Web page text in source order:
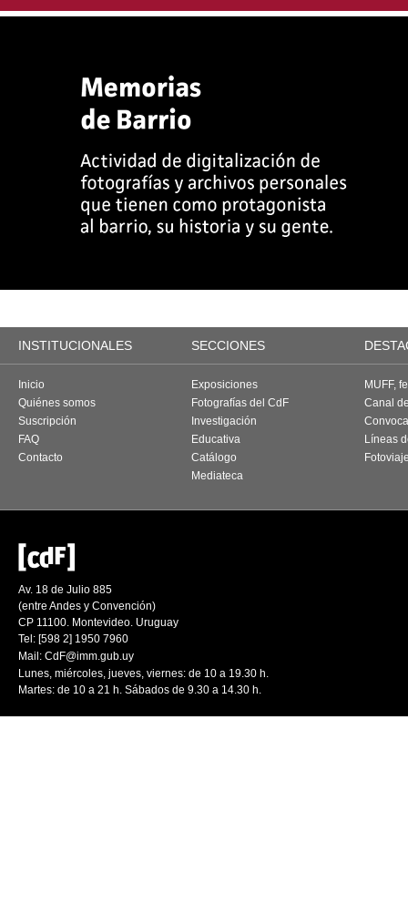
INSTITUCIONALES SECCIONES
Inicio
Quiénes somos
Suscripción
FAQ
Contacto
Exposiciones
Fotografías del CdF
Investigación
Educativa
Catálogo
Mediateca
MUFF,
Canal
Líneas
Av. 18 de Julio 885
(entre Andes y Convención)
CP 11100. Montevideo. Uruguay
Tel: [598 2] 1950 7960
Mail: CdF@imm.gub.uy
Lunes, miércoles, jueves, viernes: de 10 a 19.30 h.
Martes: de 10 a 21 h. Sábados de 9.30 a 14.30 h.